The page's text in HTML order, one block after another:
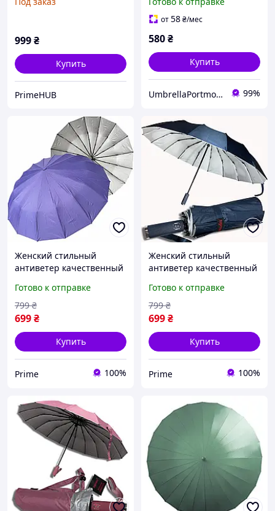
акрил, 8 спиц) -
999₴
Купить
PrimeHUB
качественный аксессуар,
прекрасный и полезный
от58₴/мес
580₴
Купить
UmbrellaPortmone 99%
Женский стильный
антиветер качественный
дождя зонты Toprain
антишторм складной на
16 спиц светло-
фиолетовы
Готово к отправке
699₴
799 ₴
Купить
Prime 100%
Женский стильный
антиветер качественный
дождя зонты Toprain
антишторм складной на
16 спиц синий prime
Готово к отправке
699₴
799 ₴
Купить
Prime 100%